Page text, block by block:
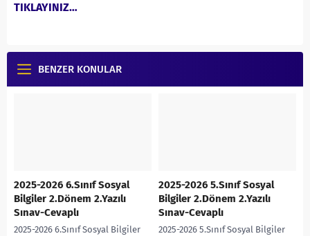
TIKLAYINIZ…
BENZER KONULAR
2025-2026 6.Sınıf Sosyal
Bilgiler 2.Dönem 2.Yazılı
Sınav-Cevaplı
2025-2026 6.Sınıf Sosyal Bilgiler
2025-2026 5.Sınıf Sosyal
Bilgiler 2.Dönem 2.Yazılı
Sınav-Cevaplı
2025-2026 5.Sınıf Sosyal Bilgiler